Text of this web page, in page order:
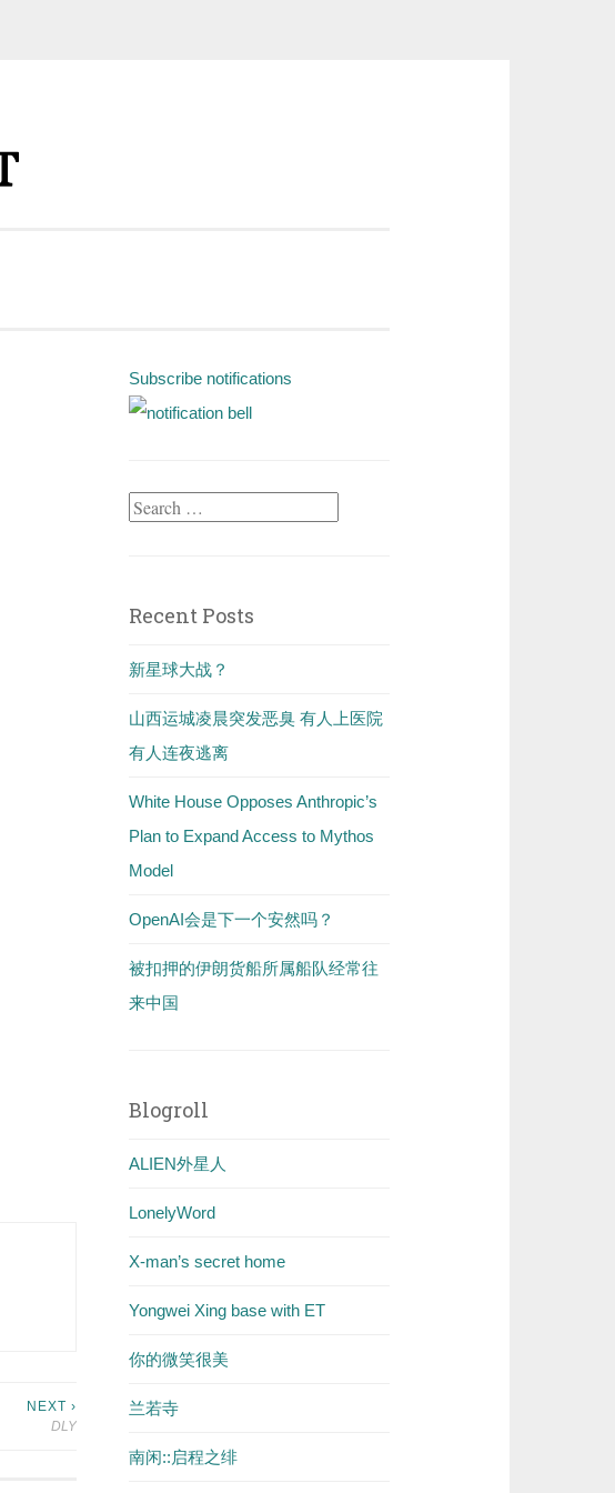
NEXT ›
DLY
Subscribe notifications
Search
Recent Posts
新星球大战？
山西运城凌晨突发恶臭 有人上医院
有人连夜逃离
White House Opposes Anthropic’s
Plan to Expand Access to Mythos
Model
OpenAI会是下一个安然吗？
被扣押的伊朗货船所属船队经常往
来中国
Blogroll
ALIEN外星人
LonelyWord
X-man’s secret home
Yongwei Xing base with ET
你的微笑很美
兰若寺
南闲::启程之绯